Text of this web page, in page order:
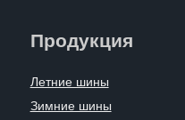
Продукция
Летние шины
Зимние шины